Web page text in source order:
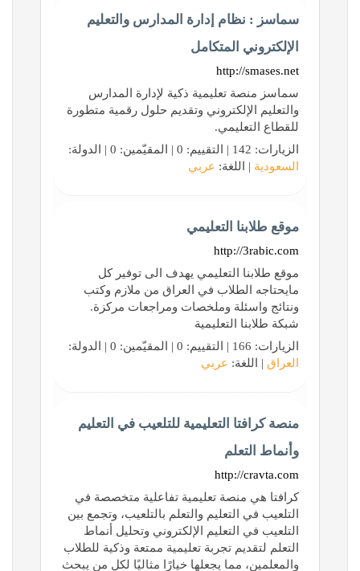
سماسز : نظام إدارة المدارس والتعليم
الإلكتروني المتكامل
http://smases.net
سماسز منصة تعليمية ذكية لإدارة المدارس
والتعليم الإلكتروني وتقديم حلول رقمية متطورة
للقطاع التعليمي.
الزيارات: 142 | التقييم: 0 | المقيّمين: 0 | الدولة:
السعودية | اللغة: عربي
موقع طلابنا التعليمي
http://3rabic.com
موقع طلابنا التعليمي يهدف الى توفير كل
مايحتاجه الطلاب في العراق من ملازم وكتب
ونتائج واسئلة وملخصات ومراجعات مركزة.
شبكة طلابنا التعليمية
الزيارات: 166 | التقييم: 0 | المقيّمين: 0 | الدولة:
العراق | اللغة: عربي
منصة كرافتا التعليمية للتلعيب في التعليم
وأنماط التعلم
http://cravta.com
كرافتا هي منصة تعليمية تفاعلية متخصصة في
التلعيب في التعليم والتعلم بالتلعيب، وتجمع بين
التلعيب في التعليم الإلكتروني وتحليل أنماط
التعلم لتقديم تجربة تعليمية ممتعة وذكية للطلاب
والمعلمين، مما يجعلها خيارًا مثاليًا لكل من يبحث